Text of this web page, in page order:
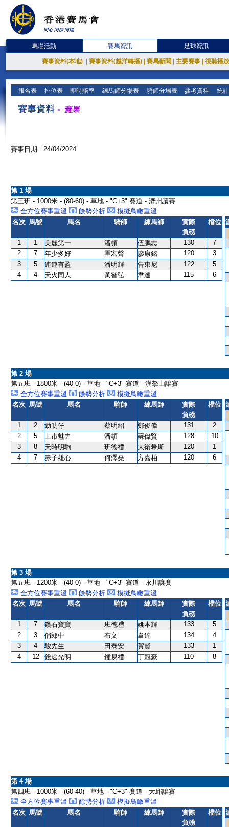
馬場活動 賽馬資訊 足球資訊
賽事資料(本地) 賽事資料(越洋轉播) 賽馬新聞 主要賽事 視聽播
報名表 排位表 即時賠率 練馬師分場表 騎師分場表 參考資料 統
賽事日期: 24/04/2024
第 1 場
第三班 - 1000米 - (80-60) - 草地 - "C+3" 賽道 - 濟州讓賽
全方位賽事重溫
餘勢分析
模擬鳥瞰重溫
名次 馬號 馬名 騎師 練馬師
實際
負磅
檔位
1 1 美麗第一 潘頓 伍鵬志 130
7
2
7 年少多好 霍宏聲 廖康銘 120
3
3
5 連連有盈 潘明輝 告東尼 122
5
4
4 天火同人 黃智弘 韋達 115 6
第 2 場
第五班 - 1800米 - (40-0) - 草地 - "C+3" 賽道 - 漢拏山讓賽
全方位賽事重溫
餘勢分析
模擬鳥瞰重溫
名次 馬號 馬名 騎師 練馬師
實際
負磅
檔位
1 2 勁叻仔 蔡明紹 鄭俊偉 131
2
2
5 上市魅力 潘頓 蘇偉賢 128
10
3
8 天時明駒 班德禮 大衛希斯 120
1
4
7 赤子雄心 何澤堯 方嘉柏 120 6
第 3 場
第五班 - 1200米 - (40-0) - 草地 - "C+3" 賽道 - 永川讓賽
全方位賽事重溫
餘勢分析
模擬鳥瞰重溫
名次 馬號 馬名 騎師 練馬師
實際
負磅
檔位
1 7 鑽石寶寶 班德禮 姚本輝 133
5
2
3 俏郎中 布文 韋達 134
4
3
4 駿先生 田泰安 賀賢 133
1
4
12 錢途光明 鍾易禮 丁冠豪 110 8
第 4 場
第四班 - 1000米 - (60-40) - 草地 - "C+3" 賽道 - 大邱讓賽
全方位賽事重溫
餘勢分析
模擬鳥瞰重溫
名次 馬號 馬名 騎師 練馬師
實際
負磅
檔位